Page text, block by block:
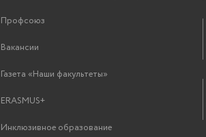
Профсоюз
Вакансии
Газета «Наши факультеты»
ERASMUS+
Инклюзивное образование